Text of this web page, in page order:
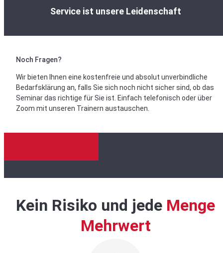
Service ist unsere Leidenschaft
Noch Fragen?
Wir bieten Ihnen eine kostenfreie und absolut unverbindliche
Bedarfsklärung an, falls Sie sich noch nicht sicher sind, ob das
Seminar das richtige für Sie ist. Einfach telefonisch oder über
Zoom mit unseren Trainern austauschen.
Kein Risiko und jede Menge
Mehrwert